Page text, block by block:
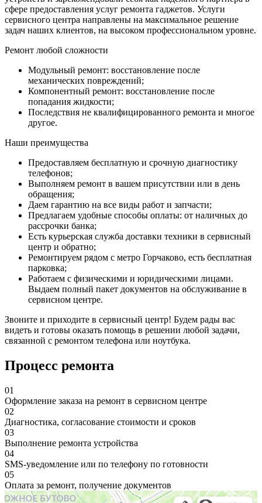
сфере предоставления услуг ремонта гаджетов. Услуги
сервисного центра направлены на максимальное решение
задач наших клиентов, на высоком профессиональном уровне.
Ремонт любой сложности
Модульный ремонт: восстановление после
механических повреждений;
Компонентный ремонт: восстановление после
попадания жидкости;
Последствия не квалифицированного ремонта и многое
другое.
Наши преимущества
Предоставляем бесплатную и срочную диагностику
телефонов;
Выполняем ремонт в вашем присутствии или в день
обращения;
Даем гарантию на все виды работ и запчасти;
Предлагаем удобные способы оплаты: от наличных до
рассрочки банка;
Есть курьерская служба доставки техники в сервисный
центр и обратно;
Ремонтируем рядом с метро Горчаково, есть бесплатная
парковка;
Работаем с физическими и юридическими лицами.
Выдаем полный пакет документов на обслуживание в
сервисном центре.
Звоните и приходите в сервисный центр! Будем рады вас
видеть и готовы оказать помощь в решении любой задачи,
связанной с ремонтом телефона или ноутбука.
Процесс ремонта
01
Оформление заказа на ремонт в сервисном центре
02
Диагностика, согласование стоимости и сроков
03
Выполнение ремонта устройства
04
SMS-уведомление или по телефону по готовности
05
Оплата за ремонт, получение документов